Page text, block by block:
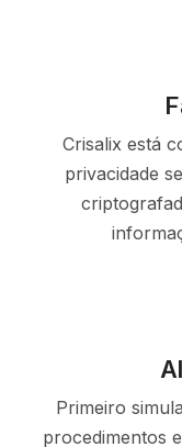
Crisalix está
privacidade
Primeiro
procedimentos